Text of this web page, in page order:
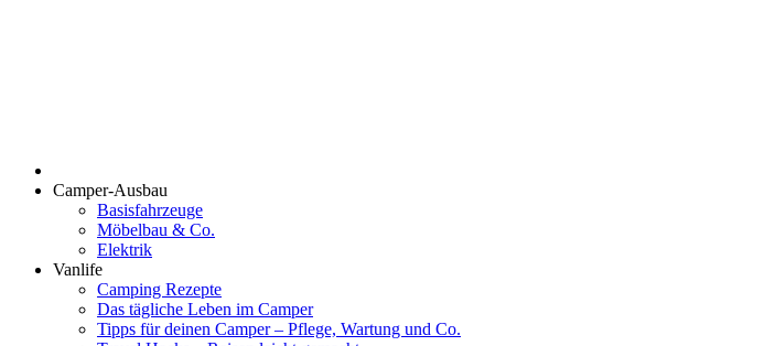
Camper-Ausbau
Basisfahrzeuge
Möbelbau & Co.
Elektrik
Vanlife
Camping Rezepte
Das tägliche Leben im Camper
Tipps für deinen Camper – Pflege, Wartung und Co.